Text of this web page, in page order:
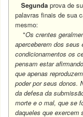
Segundaprova de
palavras finais de sua
mesmo:
"Os crentes
aperceberem dos seus
condicionamentos os
pensam estar
que apenas
poder por seus donos.
da defesa da
morte e o mal, que se
daqueles que exercem